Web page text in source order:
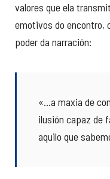
valores que ela
emotivos do encontro,
poder da narración:
«…a maxia de
ilusión capaz de
aquilo que